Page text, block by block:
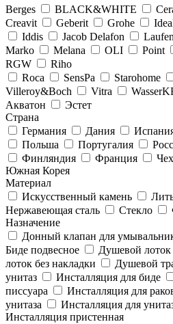
Berges
BLACK&WHITE
Creavit
Geberit Grohe
Iddis
Jacob Delafon Laufen
Marko
Melana OLI Point
RGW
Riho
Roca
SensPa Starohome
Villeroy&Boсh
Vitra
Акватон
Эстет
Страна
Германия
Дания
Польша
Португалия
Финляндия
Франция
Южная Корея
Материал
Искусственный камень
Нержавеющая сталь
Стекло
Назначение
Донный клапан для
Биде подвесное
Душевой лоток
лоток без накладки
Душевой
унитаз
Инсталляция для биде
писсуара
Инсталляция для
унитаза
Инсталляция для
Инсталляция пристенная